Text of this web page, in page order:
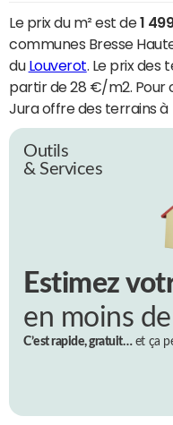
Le prix du m² est de1
communes Bresse
du Louverot . Le prix
partir de 28 €/m2.
Jura offre des terrains
Outils
& Services
Estimez
en moins de
C’est rapide, gratuit…et ça